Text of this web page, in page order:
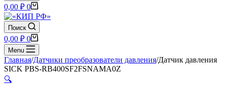
Корзина
0,00 ₽ 0
Поиск
Корзина
0,00 ₽ 0
Menu
Главная/Датчики преобразователи давления/Датчик давления
SICK PBS-RB400SF2FSNAMA0Z
🔍